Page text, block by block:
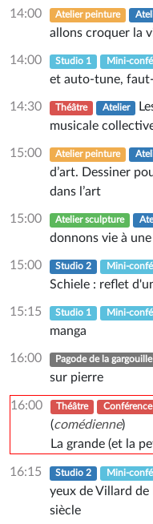
14:00 Atelier peinture
allons croquer la
14:00 Studio 1 Mini-
et auto-tune,
14:30 Théâtre Atelier
musicale
15:00 Atelier peinture
d’art. Dessiner
dans l’art
15:00 Atelier sculpture
donnons vie à
15:00 Studio 2 Mini-
Schiele : reflet
15:15 Studio 1 Mini-
manga
16:00 Pagode de la gargouille
sur pierre
16:00 Théâtre
(comédienne)
La grande (et la
16:15 Studio 2 Mini-
yeux de Villard
siècle